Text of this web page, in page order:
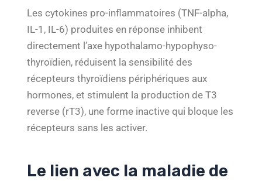
Les cytokines pro-inflammatoires (TNF-alpha,
IL-1, IL-6) produites en réponse inhibent
directement l’axe hypothalamo-hypophyso-
thyroïdien, réduisent la sensibilité des
récepteurs thyroïdiens périphériques aux
hormones, et stimulent la production de T3
reverse (rT3), une forme inactive qui bloque les
récepteurs sans les activer.
Le lien avec la maladie de